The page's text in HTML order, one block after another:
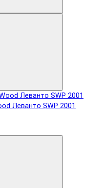
Леванто SWP 2001